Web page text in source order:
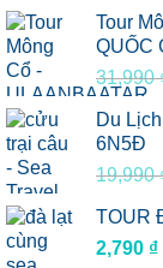
Tour
QUỐC
31,990
Du
6N5Đ
19,990
TOUR
2,790 ₫